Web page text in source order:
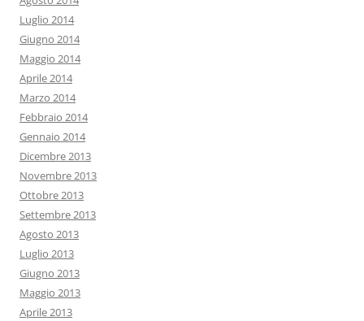
Luglio 2014
Giugno 2014
Maggio 2014
Aprile 2014
Marzo 2014
Febbraio 2014
Gennaio 2014
Dicembre 2013
Novembre 2013
Ottobre 2013
Settembre 2013
Agosto 2013
Luglio 2013
Giugno 2013
Maggio 2013
Aprile 2013